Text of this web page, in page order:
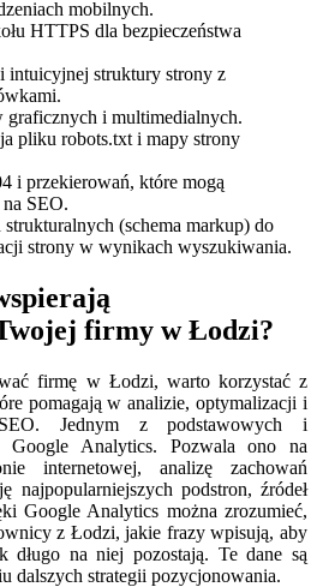
mobilnych.
HTTPS dla bezpieczeństwa
intuicyjnej struktury strony z
i multimedialnych.
pliku robots.txt i mapy strony
i przekierowań, które mogą
SEO.
strukturalnych (schema markup) do
strony w wynikach wyszukiwania.
firmy w Łodzi?
firmę w Łodzi, warto korzystać z
pomagają w analizie, optymalizacji i
SEO. Jednym z podstawowych i
Google Analytics. Pozwala ono na
internetowej, analizę zachowań
najpopularniejszych podstron, źródeł
Google Analytics można zrozumieć,
z Łodzi, jakie frazy wpisują, aby
długo na niej pozostają. Te dane są
dalszych strategii pozycjonowania.